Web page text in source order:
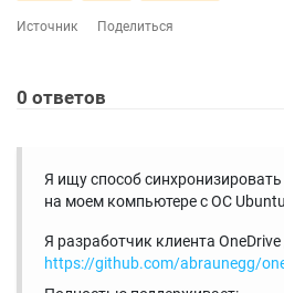
Источник
Поделиться
0 ответов
Я ищу способ
на моем компьютере с ОС
Я разработчик клиента
https://github.com/abraunegg/